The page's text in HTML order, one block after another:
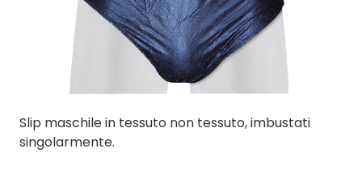
Slip maschile in tessuto non tessuto, imbustati
singolarmente.